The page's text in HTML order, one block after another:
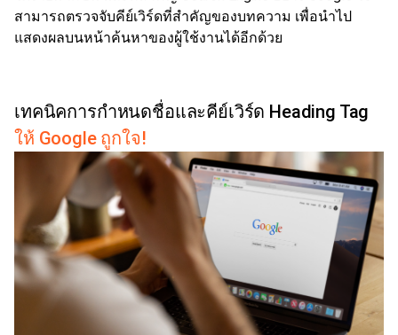
สามารถตรวจจับคีย์เวิร์ดที่สำคัญของบทความ เพื่อนำไป
แสดงผลบนหน้าค้นหาของผู้ใช้งานได้อีกด้วย
เทคนิคการกำหนดชื่อและคีย์เวิร์ด Heading Tag
ให้ Google ถูกใจ!